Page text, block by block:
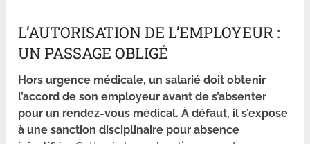
L’AUTORISATION DE L’EMPLOYEUR :
UN PASSAGE OBLIGÉ
Hors urgence médicale, un salarié doit obtenir
l’accord de son employeur avant de s’absenter
pour un rendez-vous médical. À défaut, il s’expose
à une sanction disciplinaire pour absence